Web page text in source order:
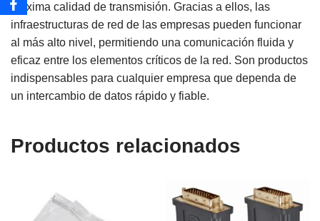
máxima calidad de transmisión. Gracias a ellos, las
infraestructuras de red de las empresas pueden funcionar
al más alto nivel, permitiendo una comunicación fluida y
eficaz entre los elementos críticos de la red. Son productos
indispensables para cualquier empresa que dependa de
un intercambio de datos rápido y fiable.
Productos relacionados